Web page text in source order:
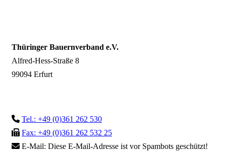
Thüringer Bauernverband e.V.
Alfred-Hess-Straße 8
99094 Erfurt
Tel.: +49 (0)361 262 530
Fax: +49 (0)361 262 532 25
E-Mail: Diese E-Mail-Adresse ist vor Spambots geschützt!